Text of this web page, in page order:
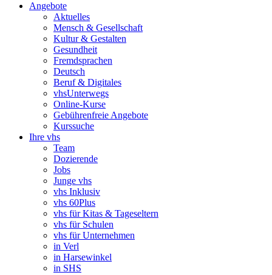
Angebote
Aktuelles
Mensch & Gesellschaft
Kultur & Gestalten
Gesundheit
Fremdsprachen
Deutsch
Beruf & Digitales
vhsUnterwegs
Online-Kurse
Gebührenfreie Angebote
Kurssuche
Ihre vhs
Team
Dozierende
Jobs
Junge vhs
vhs Inklusiv
vhs 60Plus
vhs für Kitas & Tageseltern
vhs für Schulen
vhs für Unternehmen
in Verl
in Harsewinkel
in SHS